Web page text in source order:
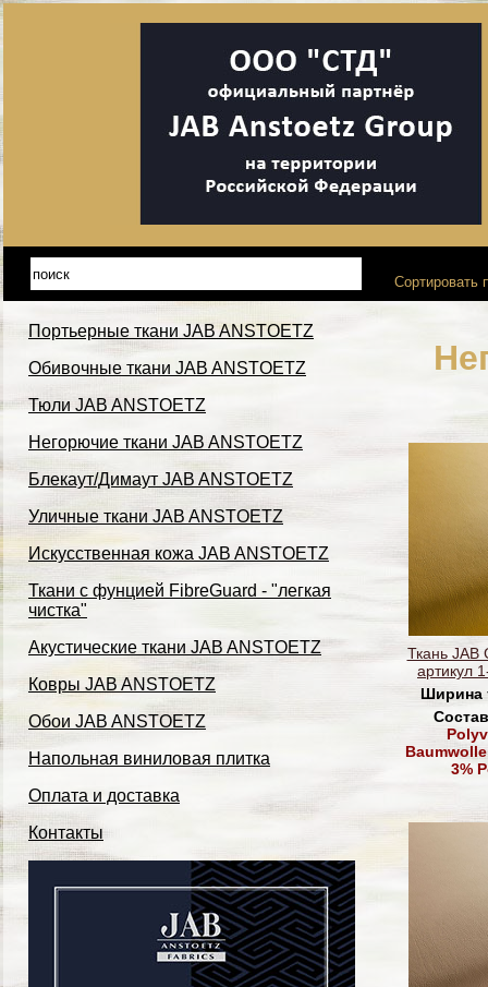
Портьерные ткани JAB ANSTOETZ
Обивочные ткани JAB ANSTOETZ
Тюли JAB ANSTOETZ
Негорючие ткани JAB ANSTOETZ
Блекаут/Димаут JAB ANSTOETZ
Уличные ткани JAB ANSTOETZ
Искусственная кожа JAB ANSTOETZ
Ткани с фунцией FibreGuard - "легкая
чистка"
Акустические ткани JAB ANSTOETZ
Ковры JAB ANSTOETZ
Обои JAB ANSTOETZ
Напольная виниловая плитка
Оплата и доставка
Контакты
Сортировать
Ткань JAB
артикул
Ширина
3%